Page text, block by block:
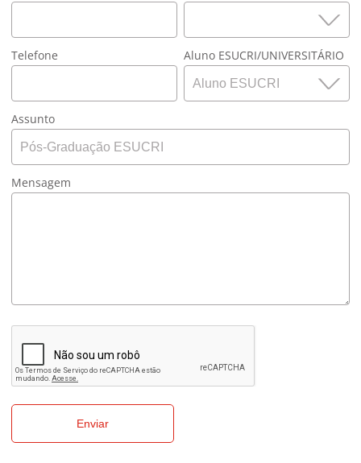
Telefone Aluno ESUCRI/UNIVERSITÁRIO
Assunto
Mensagem
Enviar